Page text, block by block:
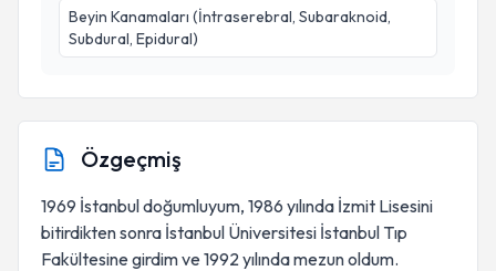
Beyin Kanamaları (İntraserebral, Subaraknoid,
Subdural, Epidural)
Özgeçmiş
1969 İstanbul doğumluyum, 1986 yılında İzmit Lisesini
bitirdikten sonra İstanbul Üniversitesi İstanbul Tıp
Fakültesine girdim ve 1992 yılında mezun oldum.